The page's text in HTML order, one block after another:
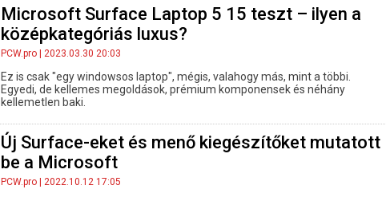
Microsoft Surface Laptop 5 15 teszt – ilyen a
középkategóriás luxus?
PCW.pro | 2023.03.30 20:03
Ez is csak "egy windowsos laptop", mégis, valahogy más, mint a többi.
Egyedi, de kellemes megoldások, prémium komponensek és néhány
kellemetlen baki.
Új Surface-eket és menő kiegészítőket mutatott
be a Microsoft
PCW.pro | 2022.10.12 17:05